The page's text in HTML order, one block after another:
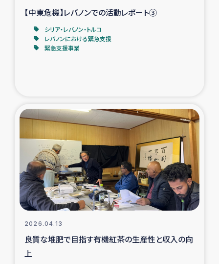
レバノンでのシリア難民・レバノン人への農業支援
海外ルーツの市民との共生
復興応援隊の活動
仮設住宅生活支援・農業復興支援
漁業復興支援
インターン・ボランティア日誌
居場所づくり
【中東危機】レバノンでの活動レポート③
シリア・レバノン・トルコ
レバノンにおける緊急支援
緊急支援事業
2026.04.13
良質な堆肥で目指す有機紅茶の生産性と収入の向
上